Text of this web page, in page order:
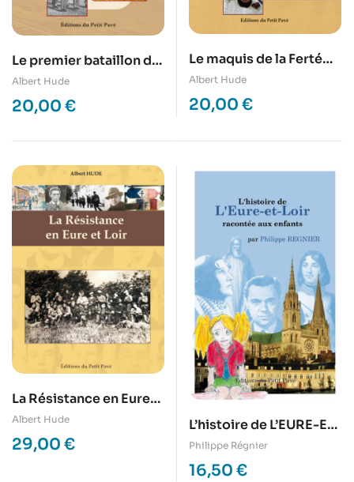
Le premier bataillon de
marche d’Eure-et-Loir
Albert Hude
20,00 €
Le maquis de la Ferté
Vidame
Albert Hude
20,00 €
La Résistance en Eure-
et-Loir
Albert Hude
29,00 €
L’histoire de L’EURE-ET-
LOIR racontée aux
enfants
Philippe Régnier
16,50 €